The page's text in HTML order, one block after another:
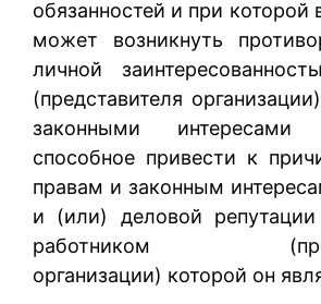
обязанностей и при которой
может возникнуть
личной
(представителя
законными интересами
способное привести к
правам и законным
и (или) деловой репутации
работником
организации) которой он